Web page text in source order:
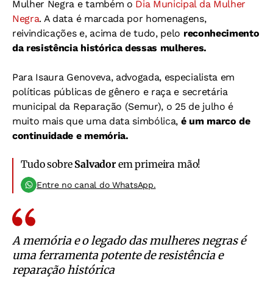
Mulher Negra e também o Dia Municipal da Mulher
Negra. A data é marcada por homenagens,
reivindicações e, acima de tudo, pelo reconhecimento
da resistência histórica dessas mulheres.
Para Isaura Genoveva, advogada, especialista em
políticas públicas de gênero e raça e secretária
municipal da Reparação (Semur), o 25 de julho é
muito mais que uma data simbólica, é um marco de
continuidade e memória.
Tudo sobre Salvadorem primeira mão!
Entre no canal do WhatsApp.
A memória e o legado das mulheres negras é
uma ferramenta potente de resistência e
reparação histórica